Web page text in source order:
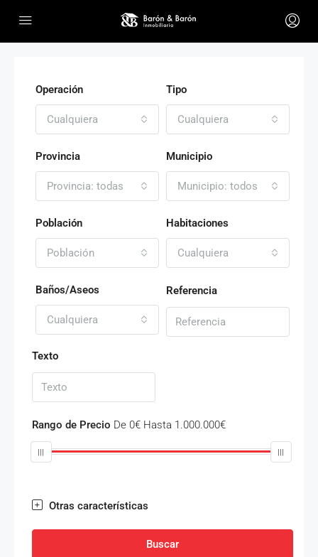
Operación
Cualquiera
Tipo
Cualquiera
Provincia
Provincia: todas
Municipio
Municipio: todos
Población
Población
Habitaciones
Cualquiera
Baños/Aseos
Cualquiera
Referencia
Texto
Rango de Precio De 0€ Hasta 1.000.000€
Otras características
Buscar